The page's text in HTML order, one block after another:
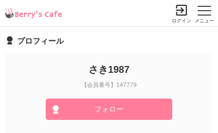
メニュー
ログイン
プロフィール
さき1987
【会員番号】147779
フォロー